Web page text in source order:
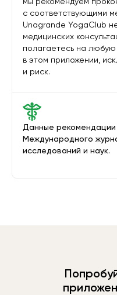
Данные
Международного
исследований и наук.
с соответствующими
Unagrande YogaClub
медицинских
полагаетесь на
в этом приложении,
и риск.